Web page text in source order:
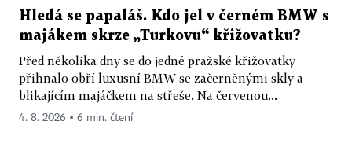
Hledá se papaláš. Kdo jel v černém BMW s
majákem skrze „Turkovu“ křižovatku?
Před několika dny se do jedné pražské křižovatky
přihnalo obří luxusní BMW se začerněnými skly a
blikajícím majáčkem na střeše. Na červenou...
4. 8. 2026 ▪ 6 min. čtení